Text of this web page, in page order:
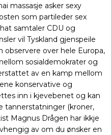
massasje asker sexy
som partileder sex
samtaler CDU og
vil Tyskland gjenspeile
observere over hele Europa,
sosialdemokrater og
av en kamp mellom
konservative og
inn i kjevebenet og kan
tannerstatninger (kroner,
Magnus Drågen har ikkje
av om du ønsker en